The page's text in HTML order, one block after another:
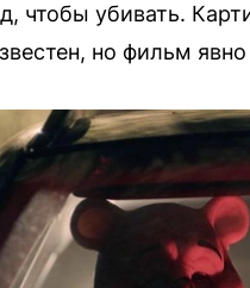
чтобы убивать.
но фильм